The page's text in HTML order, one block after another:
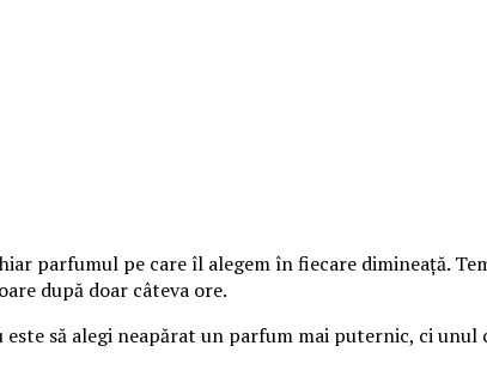
parfumul pe care îl alegem în fiecare dimineață.
după doar câteva ore.
să alegi neapărat un parfum mai puternic, ci